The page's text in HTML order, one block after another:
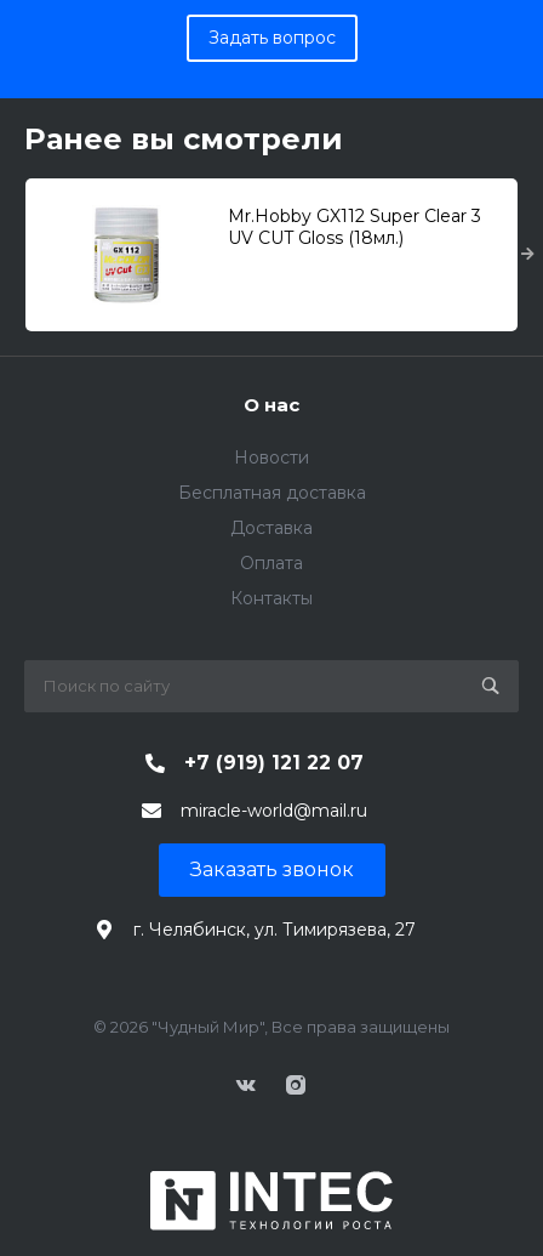
Задать вопрос
Ранее вы смотрели
Mr.Hobby GX112 Super Clear 3
UV CUT Gloss (18мл.)
О нас
Новости
Бесплатная доставка
Доставка
Оплата
Контакты
+7 (919) 121 22 07
miracle-world@mail.ru
Заказать звонок
г. Челябинск, ул. Тимирязева, 27
© 2026 "Чудный Мир", Все права защищены